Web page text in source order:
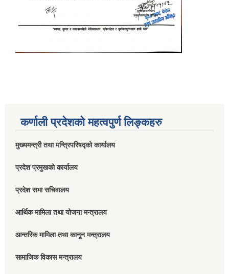
कर्णाली प्रदेशको महत्वपुर्ण लिङ्कहरु
मुख्यमन्त्री तथा मन्त्रिपरिषद्को कार्यालय
प्रदेश प्रमुखको कार्यालय
प्रदेश सभा सचिवालय
आर्थिक मामिला तथा योजना मन्त्रालय
आन्तरिक मामिला तथा कानून मन्त्रालय
सामाजिक विकास मन्त्रालय